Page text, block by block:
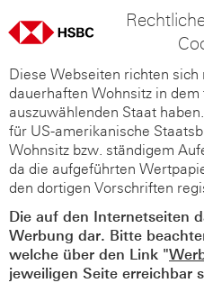
Diese Webseiten richten sich
dauerhaften Wohnsitz in
auszuwählenden Staat
für US-amerikanische
Wohnsitz bzw. ständigem
da die aufgeführten
den dortigen Vorschriften
Die auf den Internetseiten
Werbung dar. Bitte
welche über den Link "
jeweiligen Seite erreichbar